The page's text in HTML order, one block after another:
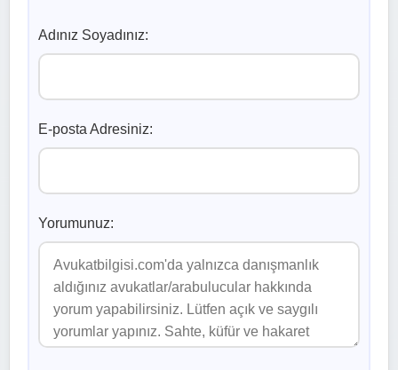
Adınız Soyadınız:
E-posta Adresiniz:
Yorumunuz: